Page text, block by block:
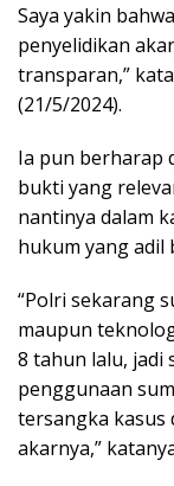
Saya yakin
penyelidikan
transparan,”
(21/5/2024).
Ia pun berharap
bukti yang
nantinya dalam
hukum yang adil
“Polri sekarang
maupun
8 tahun lalu, jadi
penggunaan
tersangka kasus
akarnya,”